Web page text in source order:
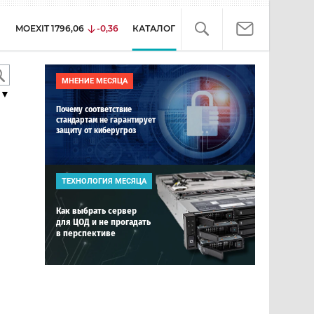
MOEXIT 1796,06 -0,36 КАТАЛОГ
▼
МНЕНИЕ МЕСЯЦА
Почему соответствие
стандартам не гарантирует
защиту от киберугроз
ТЕХНОЛОГИЯ МЕСЯЦА
Как выбрать сервер
для ЦОД и не прогадать
в перспективе